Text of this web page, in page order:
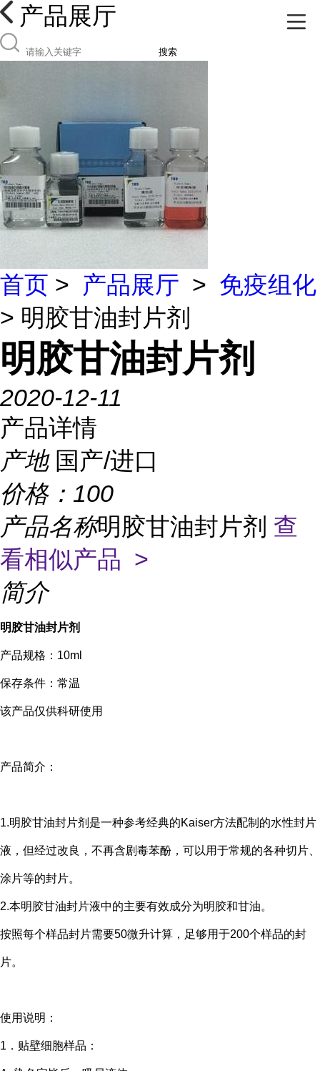
产品展厅
搜索
首页 > 产品展厅 > 免疫组化
> 明胶甘油封片剂
明胶甘油封片剂
2020-12-11
产品详情
产地 国产/进口
价格： 100
产品名称明胶甘油封片剂 查
看相似产品 >
简介
明胶甘油封片剂
产品规格：10ml
保存条件：常温
该产品仅供科研使用
产品简介：
1.明胶甘油封片剂是一种参考经典的Kaiser方法配制的水性封片
液，但经过改良，不再含剧毒苯酚，可以用于常规的各种切片、
涂片等的封片。
2.本明胶甘油封片液中的主要有效成分为明胶和甘油。
按照每个样品封片需要50微升计算，足够用于200个样品的封
片。
使用说明：
1．贴壁细胞样品：